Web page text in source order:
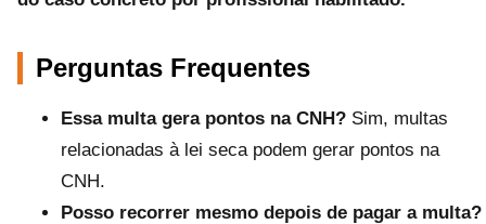
Perguntas Frequentes
Essa multa gera pontos na CNH? Sim, multas
relacionadas à lei seca podem gerar pontos na
CNH.
Posso recorrer mesmo depois de pagar a multa?